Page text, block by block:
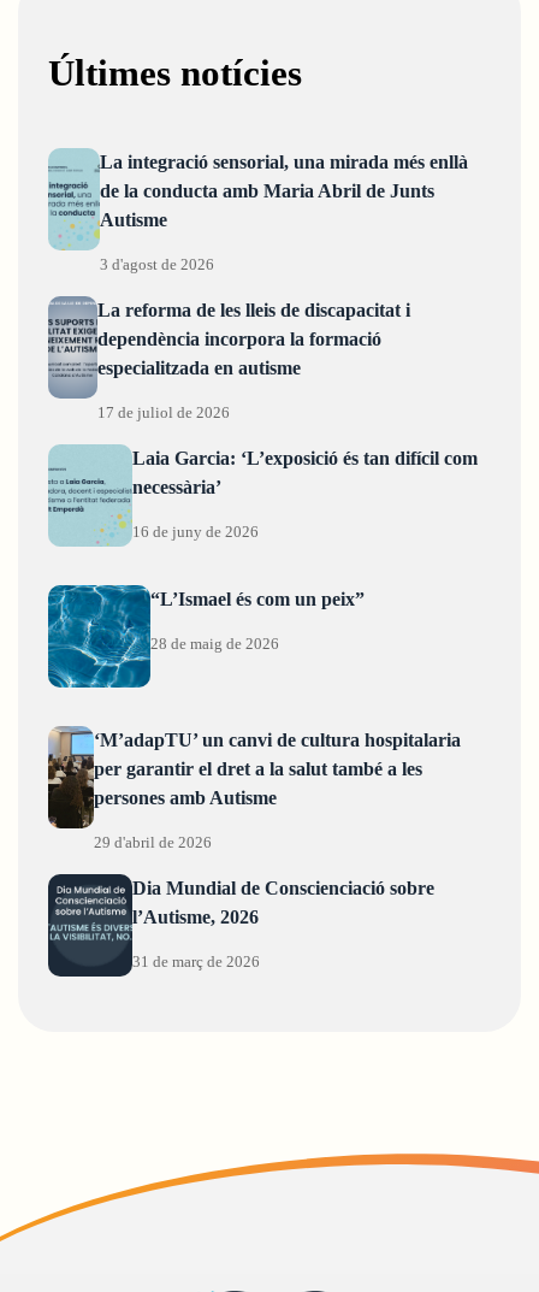
Últimes notícies
La integració sensorial, una mirada més enllà
de la conducta amb Maria Abril de Junts
Autisme
3 d'agost de 2026
La reforma de les lleis de discapacitat i
dependència incorpora la formació
especialitzada en autisme
17 de juliol de 2026
Laia Garcia: ‘L’exposició és tan difícil com
necessària’
16 de juny de 2026
“L’Ismael és com un peix”
28 de maig de 2026
‘M’adapTU’ un canvi de cultura hospitalaria
per garantir el dret a la salut també a les
persones amb Autisme
29 d'abril de 2026
Dia Mundial de Conscienciació sobre
l’Autisme, 2026
31 de març de 2026